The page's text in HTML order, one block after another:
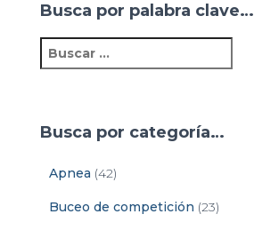
Busca por palabra clave…
Busca por categoría…
Apnea (42)
Buceo de competición (23)